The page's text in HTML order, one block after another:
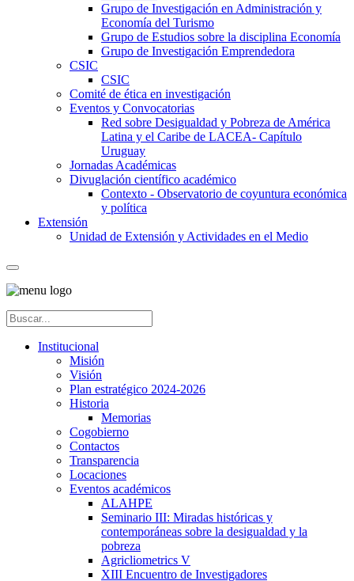
Grupo de Investigación en Administración y
Economía del Turismo
Grupo de Estudios sobre la disciplina Economía
Grupo de Investigación Emprendedora
CSIC
CSIC
Comité de ética en investigación
Eventos y Convocatorias
Red sobre Desigualdad y Pobreza de América
Latina y el Caribe de LACEA- Capítulo
Uruguay
Jornadas Académicas
Divuglación científico académico
Contexto - Observatorio de coyuntura económica
y política
Extensión
Unidad de Extensión y Actividades en el Medio
Institucional
Misión
Visión
Plan estratégico 2024-2026
Historia
Memorias
Cogobierno
Contactos
Transparencia
Locaciones
Eventos académicos
ALAHPE
Seminario III: Miradas históricas y
contemporáneas sobre la desigualdad y la
pobreza
Agricliometrics V
XIII Encuentro de Investigadores